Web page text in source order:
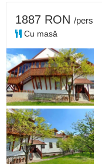
1887 RON /pers
Cu masă